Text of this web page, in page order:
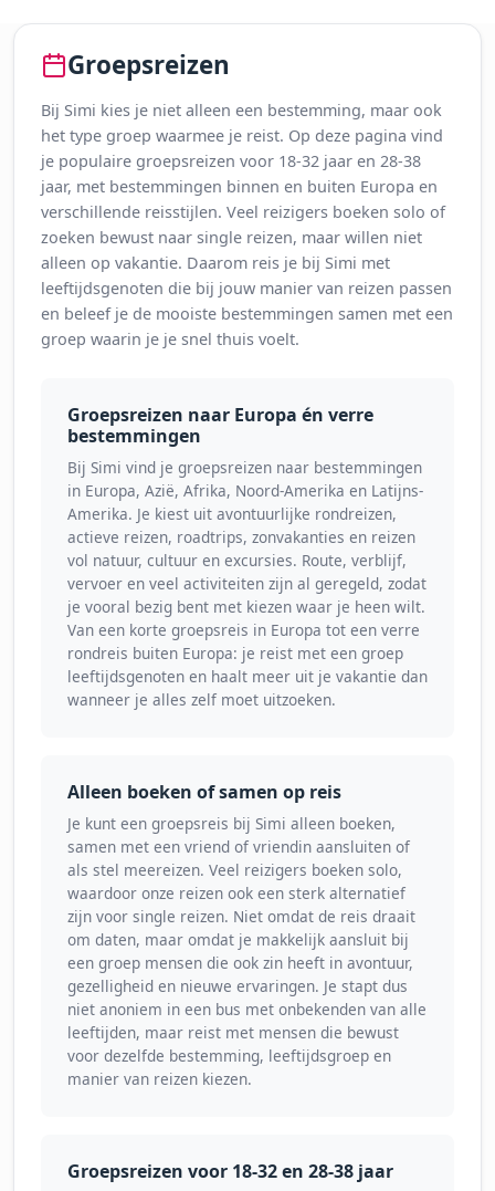
Groepsreizen
Bij Simi kies je niet alleen een bestemming, maar ook
het type groep waarmee je reist. Op deze pagina vind
je populaire groepsreizen voor 18-32 jaar en 28-38
jaar, met bestemmingen binnen en buiten Europa en
verschillende reisstijlen. Veel reizigers boeken solo of
zoeken bewust naar single reizen, maar willen niet
alleen op vakantie. Daarom reis je bij Simi met
leeftijdsgenoten die bij jouw manier van reizen passen
en beleef je de mooiste bestemmingen samen met een
groep waarin je je snel thuis voelt.
Groepsreizen naar Europa én verre
bestemmingen
Bij Simi vind je groepsreizen naar bestemmingen
in Europa, Azië, Afrika, Noord-Amerika en Latijns-
Amerika. Je kiest uit avontuurlijke rondreizen,
actieve reizen, roadtrips, zonvakanties en reizen
vol natuur, cultuur en excursies. Route, verblijf,
vervoer en veel activiteiten zijn al geregeld, zodat
je vooral bezig bent met kiezen waar je heen wilt.
Van een korte groepsreis in Europa tot een verre
rondreis buiten Europa: je reist met een groep
leeftijdsgenoten en haalt meer uit je vakantie dan
wanneer je alles zelf moet uitzoeken.
Alleen boeken of samen op reis
Je kunt een groepsreis bij Simi alleen boeken,
samen met een vriend of vriendin aansluiten of
als stel meereizen. Veel reizigers boeken solo,
waardoor onze reizen ook een sterk alternatief
zijn voor single reizen. Niet omdat de reis draait
om daten, maar omdat je makkelijk aansluit bij
een groep mensen die ook zin heeft in avontuur,
gezelligheid en nieuwe ervaringen. Je stapt dus
niet anoniem in een bus met onbekenden van alle
leeftijden, maar reist met mensen die bewust
voor dezelfde bestemming, leeftijdsgroep en
manier van reizen kiezen.
Groepsreizen voor 18-32 en 28-38 jaar